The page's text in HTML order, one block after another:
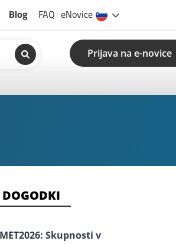
Blog FAQ eNovice
Prijava na e-novice
Skupnosti v